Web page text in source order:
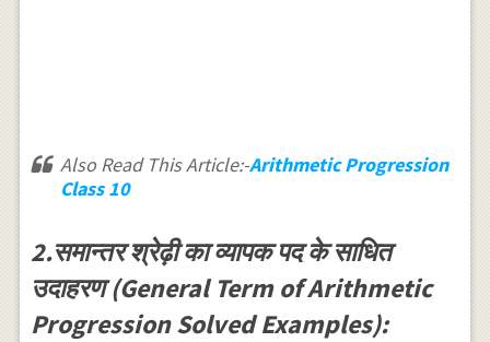
Also Read This Article:-Arithmetic Progression
Class 10
2.समान्तर श्रेढ़ी का व्यापक पद के साधित
उदाहरण (General Term of Arithmetic
Progression Solved Examples):